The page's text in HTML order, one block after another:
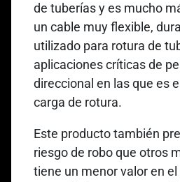
de tuberías y es mucho
un cable muy flexible,
utilizado para rotura de
aplicaciones críticas de
direccional en las que es
carga de rotura.
Este producto también
riesgo de robo que otros
tiene un menor valor en